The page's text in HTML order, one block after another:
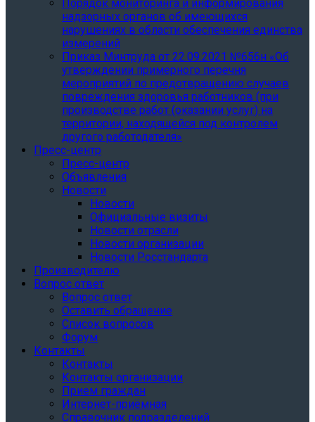
Порядок мониторинга и информирования
надзорных органов об имеющихся
нарушениях в области обеспечения единства
измерений
Приказ Минтруда от 22.09.2021 №656н «Об
утверждении примерного перечня
мероприятий по предотвращению случаев
повреждения здоровья работников (при
производстве работ (оказании услуг) на
территории, находящейся под контролем
другого работодателя»
Пресс-центр
Пресс-центр
Объявления
Новости
Новости
Официальные визиты
Новости отрасли
Новости организации
Новости Росстандарта
Производителю
Вопрос ответ
Вопрос ответ
Оставить обращение
Список вопросов
Форум
Контакты
Контакты
Контакты организации
Прием граждан
Интернет-приёмная
Справочник подразделений